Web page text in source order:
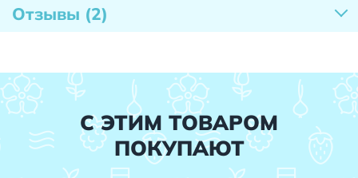
Отзывы (2)
С ЭТИМ ТОВАРОМ
ПОКУПАЮТ